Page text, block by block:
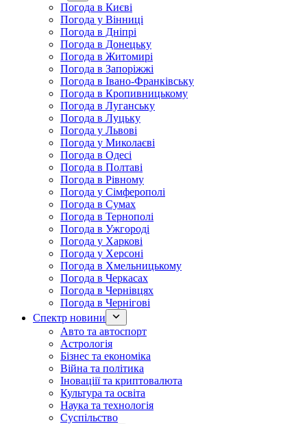
Погода в Києві
Погода у Вінниці
Погода в Дніпрі
Погода в Донецьку
Погода в Житомирі
Погода в Запоріжжі
Погода в Івано-Франківську
Погода в Кропивницькому
Погода в Луганську
Погода в Луцьку
Погода у Львові
Погода у Миколаєві
Погода в Одесі
Погода в Полтаві
Погода в Рівному
Погода у Сімферополі
Погода в Сумах
Погода в Тернополі
Погода в Ужгороді
Погода у Харкові
Погода у Херсоні
Погода в Хмельницькому
Погода в Черкасах
Погода в Чернівцях
Погода в Чернігові
Спектр новини
Авто та автоспорт
Астрологія
Бізнес та економіка
Війна та політика
Іноваціії та криптовалюта
Культура та освіта
Наука та технологія
Суспільство